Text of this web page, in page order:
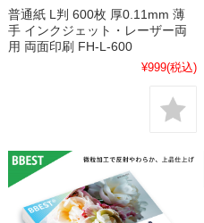
普通紙 L判 600枚 厚0.11mm 薄
手 インクジェット・レーザー両
用 両面印刷 FH-L-600
¥999(税込)